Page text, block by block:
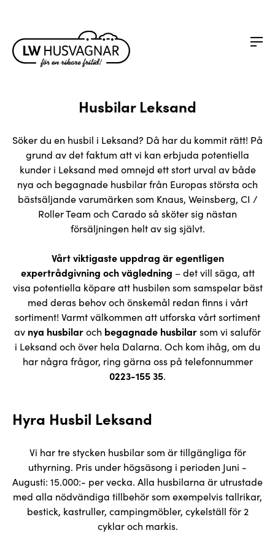
Husbilar Leksand
Söker du en husbil i Leksand? Då har du kommit rätt! På
grund av det faktum att vi kan erbjuda potentiella
kunder i Leksand med omnejd ett stort urval av både
nya och begagnade husbilar från Europas största och
bästsäljande varumärken som Knaus, Weinsberg, CI /
Roller Team och Carado så sköter sig nästan
försäljningen helt av sig självt.
Vårt viktigaste uppdrag är egentligen
expertrådgivning och vägledning – det vill säga, att
visa potentiella köpare att husbilen som samspelar bäst
med deras behov och önskemål redan finns i vårt
sortiment! Varmt välkommen att utforska vårt sortiment
av nya husbilaroch begagnade husbilarsom vi saluför
i Leksand och över hela Dalarna. Och kom ihåg, om du
har några frågor, ring gärna oss på telefonnummer
0223-155 35.
Hyra Husbil Leksand
Vi har tre stycken husbilar som är tillgängliga för
uthyrning. Pris under högsäsong i perioden Juni -
Augusti: 15.000:- per vecka. Alla husbilarna är utrustade
med alla nödvändiga tillbehör som exempelvis tallrikar,
bestick, kastruller, campingmöbler, cykelställ för 2
cyklar och markis.